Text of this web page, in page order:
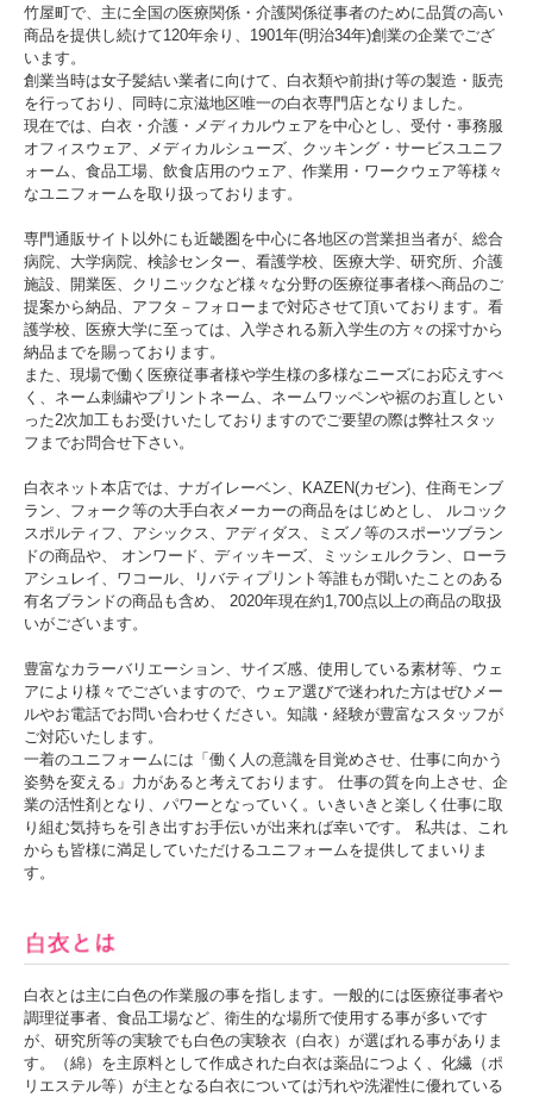
竹屋町で、主に全国の医療関係・介護関係従事者のために品質の高い
商品を提供し続けて120年余り、1901年(明治34年)創業の企業でござ
います。
創業当時は女子髪結い業者に向けて、白衣類や前掛け等の製造・販売
を行っており、同時に京滋地区唯一の白衣専門店となりました。
現在では、白衣・介護・メディカルウェアを中心とし、受付・事務服
オフィスウェア、メディカルシューズ、クッキング・サービスユニフ
ォーム、食品工場、飲食店用のウェア、作業用・ワークウェア等様々
なユニフォームを取り扱っております。
専門通販サイト以外にも近畿圏を中心に各地区の営業担当者が、総合
病院、大学病院、検診センター、看護学校、医療大学、研究所、介護
施設、開業医、クリニックなど様々な分野の医療従事者様へ商品のご
提案から納品、アフタ－フォローまで対応させて頂いております。看
護学校、医療大学に至っては、入学される新入学生の方々の採寸から
納品までを賜っております。
また、現場で働く医療従事者様や学生様の多様なニーズにお応えすべ
く、ネーム刺繍やプリントネーム、ネームワッペンや裾のお直しとい
った2次加工もお受けいたしておりますのでご要望の際は弊社スタッ
フまでお問合せ下さい。
白衣ネット本店では、ナガイレーベン、KAZEN(カゼン)、住商モンブ
ラン、フォーク等の大手白衣メーカーの商品をはじめとし、 ルコック
スポルティフ、アシックス、アディダス、ミズノ等のスポーツブラン
ドの商品や、 オンワード、ディッキーズ、ミッシェルクラン、ローラ
アシュレイ、ワコール、リバティプリント等誰もが聞いたことのある
有名ブランドの商品も含め、 2020年現在約1,700点以上の商品の取扱
いがございます。
豊富なカラーバリエーション、サイズ感、使用している素材等、ウェ
アにより様々でございますので、ウェア選びで迷われた方はぜひメー
ルやお電話でお問い合わせください。知識・経験が豊富なスタッフが
ご対応いたします。
一着のユニフォームには「働く人の意識を目覚めさせ、仕事に向かう
姿勢を変える」力があると考えております。 仕事の質を向上させ、企
業の活性剤となり、パワーとなっていく。いきいきと楽しく仕事に取
り組む気持ちを引き出すお手伝いが出来れば幸いです。 私共は、これ
からも皆様に満足していただけるユニフォームを提供してまいりま
す。
白衣とは主に白色の作業服の事を指します。一般的には医療従事者や
調理従事者、食品工場など、衛生的な場所で使用する事が多いです
が、研究所等の実験でも白色の実験衣（白衣）が選ばれる事がありま
す。（綿）を主原料として作成された白衣は薬品につよく、化繊（ポ
リエステル等）が主となる白衣については汚れや洗濯性に優れている